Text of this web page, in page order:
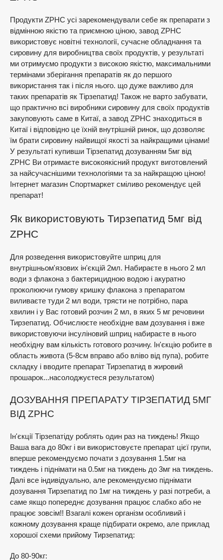
Продукти ZPHC усі зарекомендували себе як препарати з
відмінною якістю та приємною ціною, завод ZPHC
використовує новітні технології, сучасне обладнання та
сировину для виробництва своїх продуктів, у результаті
ми отримуємо продукти з високою якістю, максимальними
термінами зберігання препаратів як до першого
використання так і після нього. що дуже важливо для
таких препаратів як Тірзепатид! Також не варто забувати,
що практично всі виробники сировину для своїх продуктів
закуповують саме в Китаї, а завод ZPHC знаходиться в
Китаї і відповідно це їхній внутрішній ринок, що дозволяє
їм брати сировину найвищої якості за найкращими цінами!
У результаті купивши Тірзепатид дозуванням 5мг від
ZPHC Ви отримаєте високоякісний продукт виготовлений
за найсучаснішими технологіями та за найкращою ціною!
Інтернет магазин Спортмаркет сміливо рекомендує цей
препарат!
Як використовують Тирзепатид 5мг від
ZPHC
Для розведення використовуйте шприц для
внутрішньом'язових ін'єкцій 2мл. Набираєте в нього 2 мл
води з флакона з бактерицидною водою і акуратно
проколюючи гумову кришку флакона з препаратом
виливаєте туди 2 мл води, трясти не потрібно, пара
хвилин і у Вас готовий розчин 2 мл, в яких 5 мг речовини
Тирзепатид. Обчислюєте необхідне вам дозування і вже
використовуючи інсуліновий шприц набираєте в нього
необхідну вам кількість готового розчину. Ін'єкцію робите в
область живота (5-8см вправо або вліво від пупа), робите
складку і вводите препарат Тирзепатид в жировий
прошарок...насолоджуєтеся результатом)
ДОЗУВАННЯ ПРЕПАРАТУ ТІРЗЕПАТИД 5МГ
ВІД ZPHC
Ін'єкції Тірзепатіду роблять один раз на тиждень! Якщо
Ваша вага до 80кг і ви використовуєте препарат цієї групи,
вперше рекомендуємо почати з дозування 1.5мг на
тиждень і піднімати на 0.5мг на тиждень до 3мг на тиждень.
Далі все індивідуально, але рекомендуємо піднімати
дозування Тирзепатид по 1мг на тиждень у разі потреби, а
саме якщо попереднє дозування працює слабко або не
працює зовсім!! Взагалі кожен організм особливий і
кожному дозування краще підбирати окремо, але приклад
хорошої схеми прийому Тирзепатид:
До 80-90кг: